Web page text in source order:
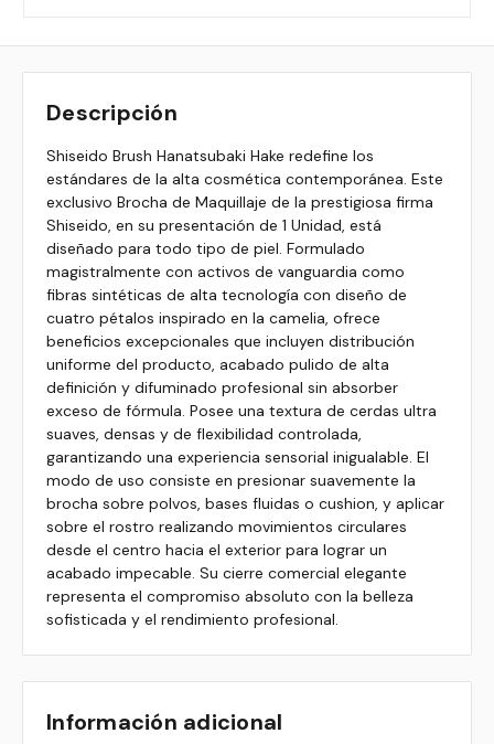
Descripción
Shiseido Brush Hanatsubaki Hake redefine los
estándares de la alta cosmética contemporánea. Este
exclusivo Brocha de Maquillaje de la prestigiosa firma
Shiseido, en su presentación de 1 Unidad, está
diseñado para todo tipo de piel. Formulado
magistralmente con activos de vanguardia como
fibras sintéticas de alta tecnología con diseño de
cuatro pétalos inspirado en la camelia, ofrece
beneficios excepcionales que incluyen distribución
uniforme del producto, acabado pulido de alta
definición y difuminado profesional sin absorber
exceso de fórmula. Posee una textura de cerdas ultra
suaves, densas y de flexibilidad controlada,
garantizando una experiencia sensorial inigualable. El
modo de uso consiste en presionar suavemente la
brocha sobre polvos, bases fluidas o cushion, y aplicar
sobre el rostro realizando movimientos circulares
desde el centro hacia el exterior para lograr un
acabado impecable. Su cierre comercial elegante
representa el compromiso absoluto con la belleza
sofisticada y el rendimiento profesional.
Información adicional